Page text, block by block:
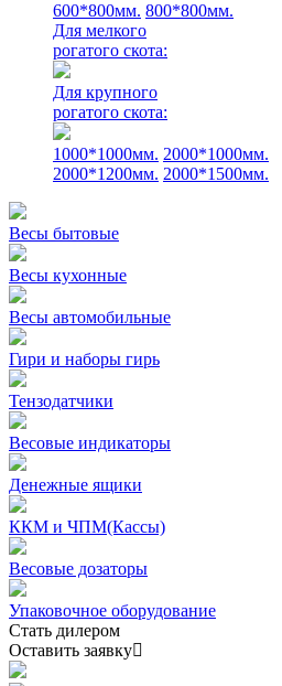
600*800мм. 800*800мм.
Для мелкого
рогатого скота:
Для крупного
рогатого скота:
1000*1000мм. 2000*1000мм.
2000*1200мм. 2000*1500мм.
Весы бытовые
Весы кухонные
Весы автомобильные
Гири и наборы гирь
Тензодатчики
Весовые индикаторы
Денежные ящики
ККМ и ЧПМ(Кассы)
Весовые дозаторы
Упаковочное оборудование
Стать дилером
Оставить заявку